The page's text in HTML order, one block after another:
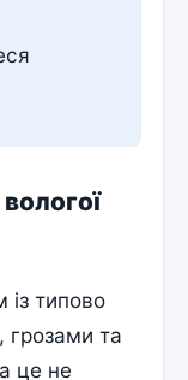
типово
та
це не